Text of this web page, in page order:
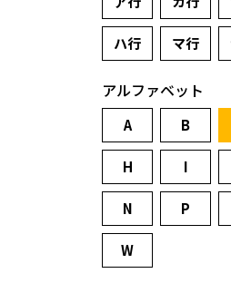
ハ行 マ行
アルファベット
A B
H I
N P
W